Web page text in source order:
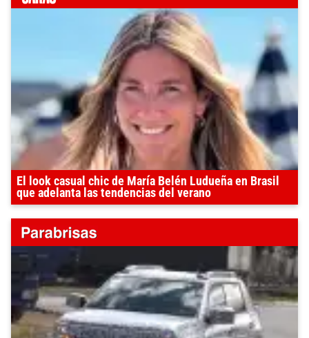
El look casual chic de María Belén Ludueña en Brasil
que adelanta las tendencias del verano